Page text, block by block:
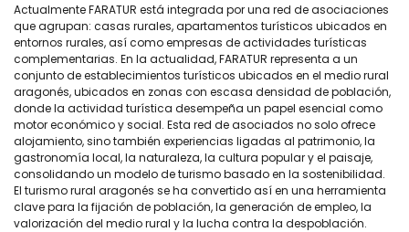
Actualmente FARATUR está integrada por una red de asociaciones
que agrupan: casas rurales, apartamentos turísticos ubicados en
entornos rurales, así como empresas de actividades turísticas
complementarias. En la actualidad, FARATUR representa a un
conjunto de establecimientos turísticos ubicados en el medio rural
aragonés, ubicados en zonas con escasa densidad de población,
donde la actividad turística desempeña un papel esencial como
motor económico y social. Esta red de asociados no solo ofrece
alojamiento, sino también experiencias ligadas al patrimonio, la
gastronomía local, la naturaleza, la cultura popular y el paisaje,
consolidando un modelo de turismo basado en la sostenibilidad.
El turismo rural aragonés se ha convertido así en una herramienta
clave para la fijación de población, la generación de empleo, la
valorización del medio rural y la lucha contra la despoblación.